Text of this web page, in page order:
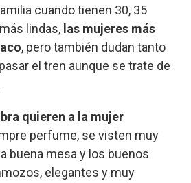
cuando tienen 30, 35
lindas, las mujeres más
, pero también dudan tanto
el tren aunque se trate de
quieren a la mujer
perfume, se visten muy
buena mesa y los buenos
elegantes y muy